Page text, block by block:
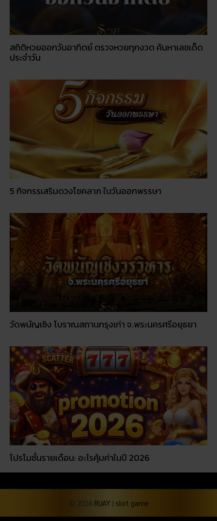
5 กิจกรรเสริมดวงโชคลาภ ในวันออกพรรษา
วัดพนัญเชิง โบราณสถานกรุงเก่า จ.พระนครศรีอยุธยา
โปรโมชั่นรายเดือน: อะไรคุ้มค่าในปี 2026
© 2026RUAY|slot game